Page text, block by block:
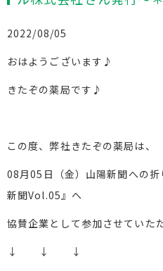
2022/08/05
おはようございます♪
きたぞの薬局です♪
この度、弊社きたぞの薬局は、
08月05日（金）山陽新聞への
新聞Vol.05』へ
協賛企業として参加させていた
↓ ↓ ↓